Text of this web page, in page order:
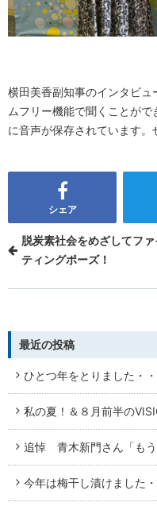
横田美香副知事のインタビ
ムフリー機能で聞くことが
に音声が保存されています。
シェア
脱炭素社会をめざしてファ
ティングポーズ！
最近の投稿
ひとつ年をとりました
私の夏！＆８月前半の
追悼 青木新門さん「もう
今年は梅干し漬けました